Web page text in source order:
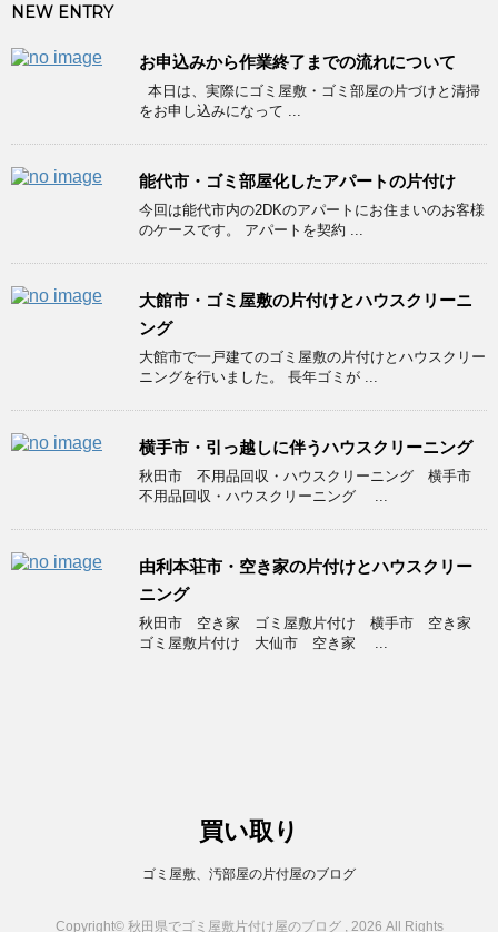
NEW ENTRY
お申込みから作業終了までの流れについて
本日は、実際にゴミ屋敷・ゴミ部屋の片づけと清掃
をお申し込みになって ...
能代市・ゴミ部屋化したアパートの片付け
今回は能代市内の2DKのアパートにお住まいのお客様
のケースです。 アパートを契約 ...
大館市・ゴミ屋敷の片付けとハウスクリーニ
ング
大館市で一戸建てのゴミ屋敷の片付けとハウスクリー
ニングを行いました。 長年ゴミが ...
横手市・引っ越しに伴うハウスクリーニング
秋田市 不用品回収・ハウスクリーニング 横手市
不用品回収・ハウスクリーニング ...
由利本荘市・空き家の片付けとハウスクリー
ニング
秋田市 空き家 ゴミ屋敷片付け 横手市 空き家
ゴミ屋敷片付け 大仙市 空き家 ...
買い取り
ゴミ屋敷、汚部屋の片付屋のブログ
Copyright© 秋田県でゴミ屋敷片付け屋のブログ , 2026 All Rights